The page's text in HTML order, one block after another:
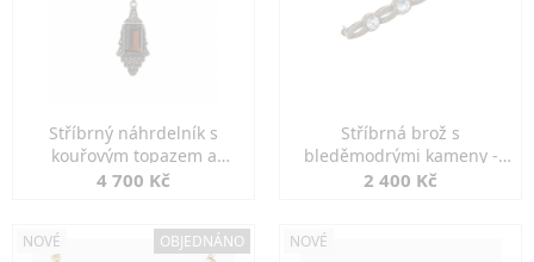
Stříbrný náhrdelník s
kouřovým topazem a
markazity
4 700 Kč
Stříbrná brož s
bleděmodrými kameny -
jemná elegance
2 400 Kč
NOVÉ OBJEDNÁNO NOVÉ